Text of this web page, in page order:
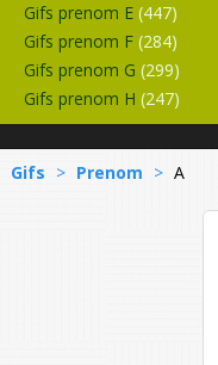
Gifs prenom E (447)
Gifs prenom F (284)
Gifs prenom G (299)
Gifs prenom H (247)
Gifs > Prenom > A